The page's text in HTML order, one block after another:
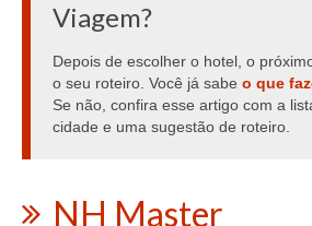
Viagem?
Depois de escolher o hotel, o
o seu roteiro. Você já sabe o que
Se não, confira esse artigo com a
cidade e uma sugestão de roteiro.
NH Master